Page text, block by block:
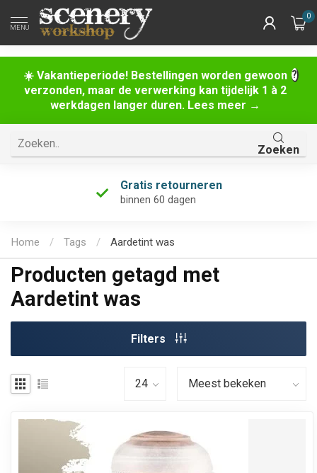
☀️ Vakantieperiode! Bestellingen worden gewoon
verzonden, maar de verwerking kan tijdelijk 1 à 2
werkdagen langer duren. Lees meer →
MENU
0
Zoeken
Gratis retourneren
binnen 60 dagen
Home / Tags / Aardetint was
Producten getagd met
Aardetint was
Filters